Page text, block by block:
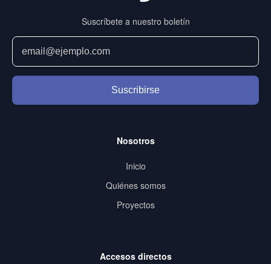
Suscríbete a nuestro boletín
Suscribirse
Nosotros
Inicio
Quiénes somos
Proyectos
Accesos directos